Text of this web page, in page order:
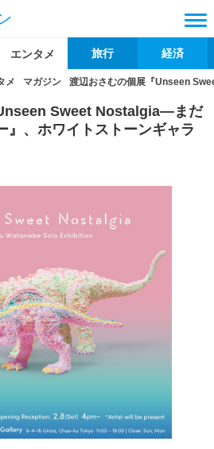
エンタメ 旅行 経済
メ マガジン 渡辺おさむの個展『Unseen
Sweet Nostalgia―まだ
』、ホワイトストーンギャラ